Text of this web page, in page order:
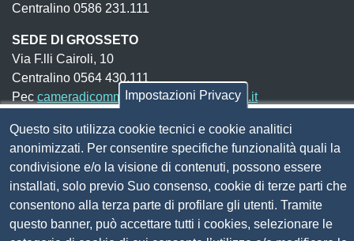
Centralino 0586 231.111
SEDE DI GROSSETO
Via F.lli Cairoli, 10
Centralino 0564 430.111
Pec cameradicommercio@pec.lg.camcom.it
Codice fiscale e Partita Iva:01838690491
Codice univoco fatturazione elettronica: UFN1JE
Pagare con PagoPA
Impostazioni Privacy
Questo sito utilizza cookie tecnici e cookie analitici
anonimizzati. Per consentire specifiche funzionalità quali la
condivisione e/o la visione di contenuti, possono essere
installati, solo previo Suo consenso, cookie di terze parti che
consentono alla terza parte di profilare gli utenti. Tramite
questo banner, può accettare tutti i cookies, selezionare le